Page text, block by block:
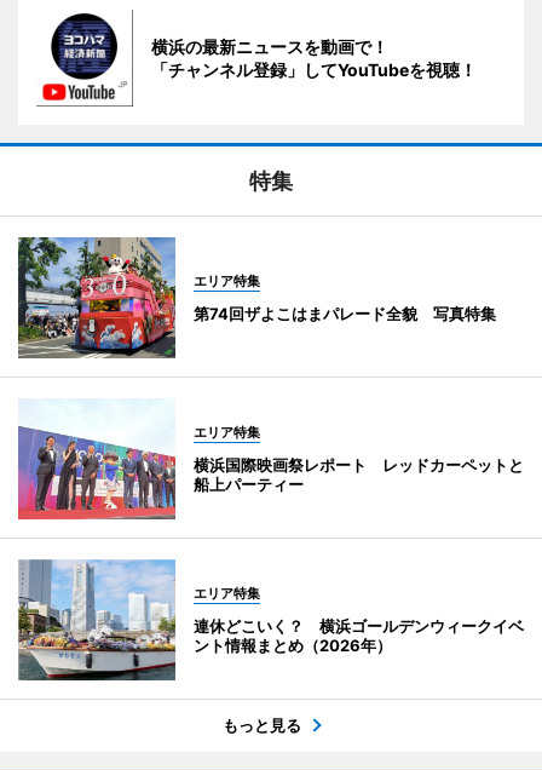
横浜の最新ニュースを動画で！
「チャンネル登録」してYouTubeを視聴！
特集
エリア特集
第74回ザよこはまパレード全貌 写真特集
エリア特集
横浜国際映画祭レポート レッドカーペットと
船上パーティー
エリア特集
連休どこいく？ 横浜ゴールデンウィークイベ
ント情報まとめ（2026年）
もっと見る